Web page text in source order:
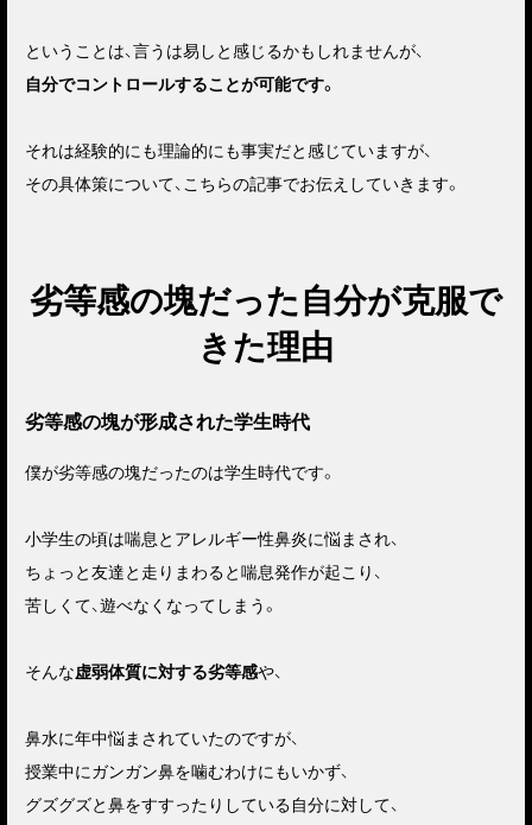
ということは、言うは易しと感じるかもしれませんが、
自分でコントロールすることが可能です。
それは経験的にも理論的にも事実だと感じていますが、
その具体策について、こちらの記事でお伝えしていきます。
劣等感の塊だった自分が克服で
きた理由
劣等感の塊が形成された学生時代
僕が劣等感の塊だったのは学生時代です。
小学生の頃は喘息とアレルギー性鼻炎に悩まされ、
ちょっと友達と走りまわると喘息発作が起こり、
苦しくて、遊べなくなってしまう。
そんな虚弱体質に対する劣等感や、
鼻水に年中悩まされていたのですが、
授業中にガンガン鼻を噛むわけにもいかず、
グズグズと鼻をすすったりしている自分に対して、